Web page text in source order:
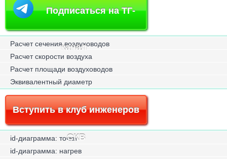
Подписаться на ТГ-
канал
Расчет сечения воздуховодов
Расчет скорости воздуха
Расчет площади воздуховодов
Эквивалентный диаметр
Вступить в клуб инженеров
СКВ
id-диаграмма: точки
id-диаграмма: нагрев